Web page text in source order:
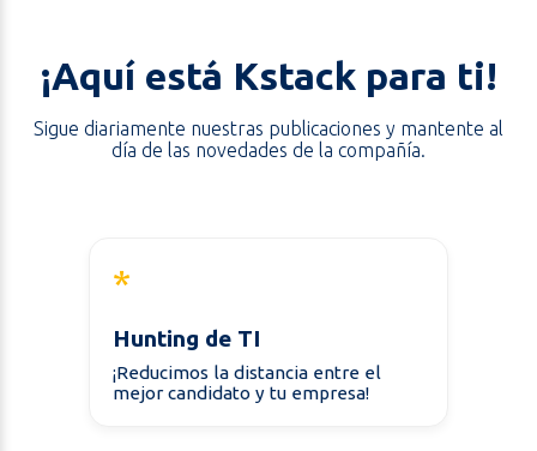
¡Aquí está Kstack para ti!
Sigue diariamente nuestras publicaciones y mantente al
día de las novedades de la compañía.
*
Hunting de TI
¡Reducimos la distancia entre el
mejor candidato y tu empresa!